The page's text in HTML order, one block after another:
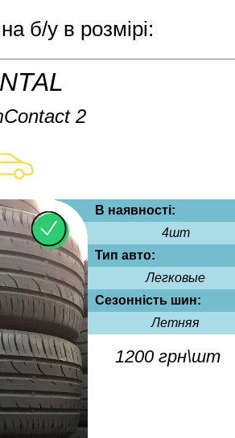
б/у в розмірі:
2
В наявності:
4шт
Тип авто:
Легковые
Сезонність шин:
Летняя
1200 грн\шт